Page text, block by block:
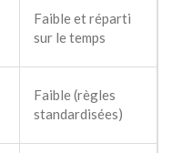
Faible et réparti
sur le temps
Faible (règles
standardisées)